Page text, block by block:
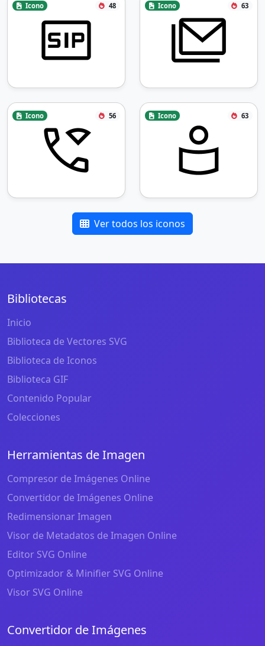
Icono 48 Icono 63
Icono 56 Icono 63
Ver todos los iconos
Bibliotecas
Inicio
Biblioteca de Vectores SVG
Biblioteca de Iconos
Biblioteca GIF
Contenido Popular
Colecciones
Herramientas de Imagen
Compresor de Imágenes Online
Convertidor de Imágenes Online
Redimensionar Imagen
Visor de Metadatos de Imagen Online
Editor SVG Online
Optimizador & Minifier SVG Online
Visor SVG Online
Convertidor de Imágenes